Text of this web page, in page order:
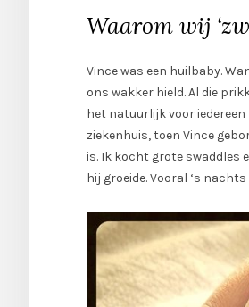
Waarom wij
Vince was een huilbaby.
ons wakker hield. Al die
het natuurlijk voor iedereen
ziekenhuis, toen Vince
is. Ik kocht grote swaddles
hij groeide. Vooral ‘s